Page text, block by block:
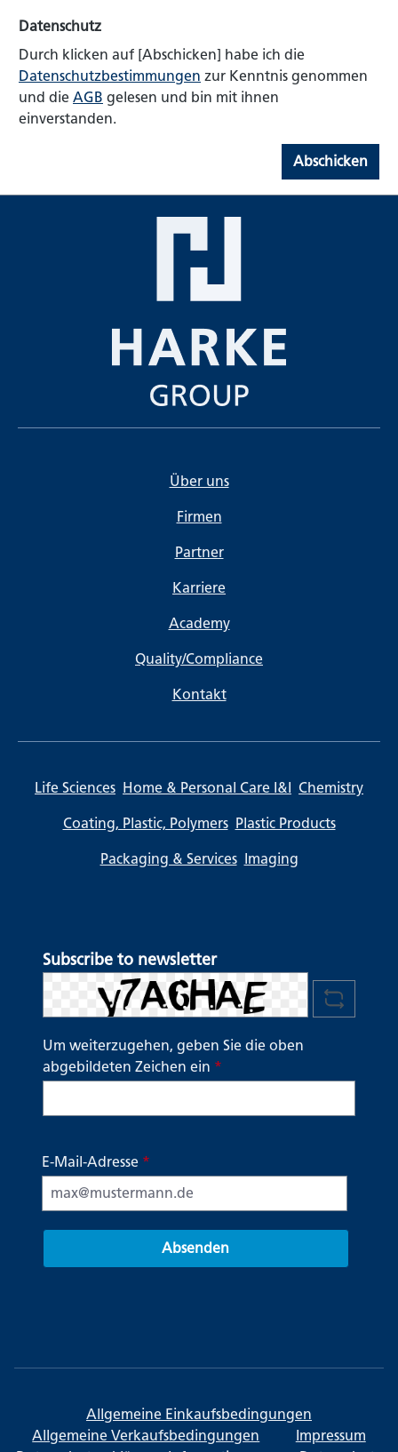
Datenschutz
Durch klicken auf [Abschicken] habe ich die
Datenschutzbestimmungen zur Kenntnis genommen
und die AGB gelesen und bin mit ihnen
einverstanden.
Abschicken
Über uns
Firmen
Partner
Karriere
Academy
Quality/Compliance
Kontakt
Life Sciences Home & Personal Care I&I Chemistry
Coating, Plastic, Polymers Plastic Products
Packaging & Services Imaging
Subscribe to newsletter
Um weiterzugehen, geben Sie die oben
abgebildeten Zeichen ein *
E-Mail-Adresse *
Absenden
Allgemeine Einkaufsbedingungen
Allgemeine Verkaufsbedingungen
Impressum